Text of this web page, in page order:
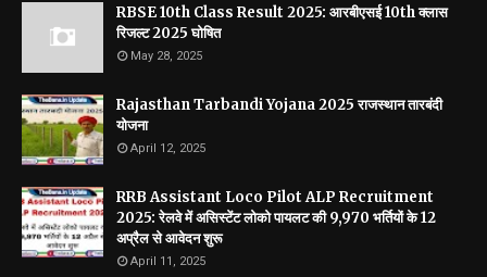
RBSE 10th Class Result 2025: आरबीएसई 10th क्लास
रिजल्ट 2025 घोषित
May 28, 2025
Rajasthan Tarbandi Yojana 2025 राजस्थान तारबंदी
योजना
April 12, 2025
RRB Assistant Loco Pilot ALP Recruitment
2025: रेलवे में असिस्टेंट लोको पायलट की 9,970 भर्तियों के 12
अप्रैल से आवेदन शुरू
April 11, 2025